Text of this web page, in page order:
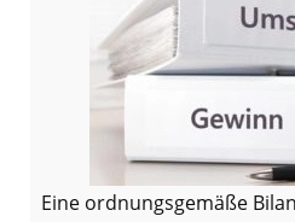
Eine ordnungsgemäße